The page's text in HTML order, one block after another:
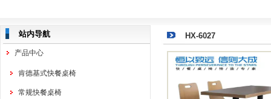
站内导航
产品中心
肯德基式快餐桌椅
常规快餐桌椅
HX-6027